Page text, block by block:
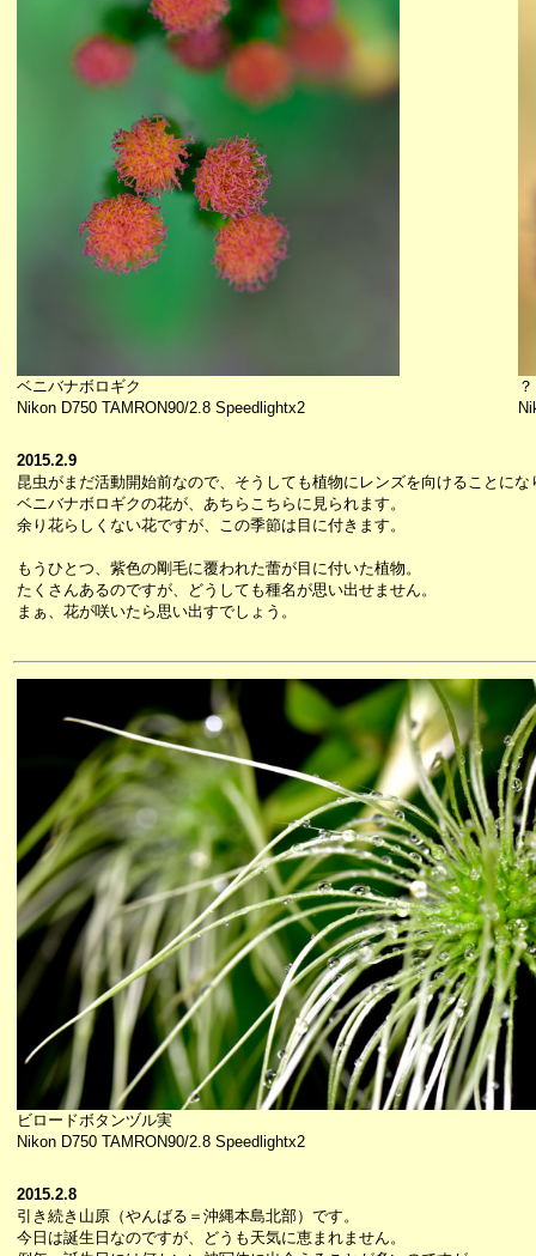
ベニバナボロギク
Nikon D750 TAMRON90/2.8 Speedlightx2
？
2015.2.9
昆虫がまだ活動開始前なので、そうしても植物にレンズを向けることにな
ベニバナボロギクの花が、あちらこちらに見られます。
余り花らしくない花ですが、この季節は目に付きます。
もうひとつ、紫色の剛毛に覆われた蕾が目に付いた植物。
たくさんあるのですが、どうしても種名が思い出せません。
まぁ、花が咲いたら思い出すでしょう。
ビロードボタンヅル実
Nikon D750 TAMRON90/2.8 Speedlightx2
2015.2.8
引き続き山原（やんばる＝沖縄本島北部）です。
今日は誕生日なのですが、どうも天気に恵まれません。